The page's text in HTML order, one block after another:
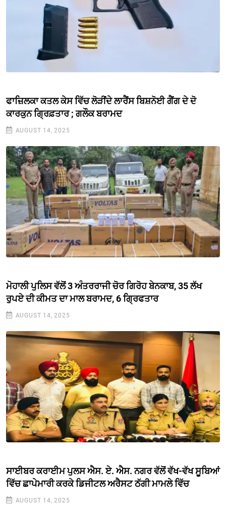
ਫਾਜ਼ਿਲਕਾ ਕਤਲ ਕੇਸ ਵਿੱਚ ਲੋੜੀਂਦੇ ਲਾਰੈਂਸ ਬਿਸ਼ਨੋਈ ਗੈਂਗ ਦੇ ਦੋ
ਕਾਰਕੁਨ ਗ੍ਰਿਫ਼ਤਾਰ ; ਗਲੌਕ ਬਰਾਮਦ
AUGUST 14, 2025
ਮੋਹਾਲੀ ਪੁਲਿਸ ਵੱਲੋਂ 3 ਅੰਤਰਰਾਜੀ ਚੋਰ ਗਿਰੋਹ ਬੇਨਕਾਬ, 35 ਲੱਖ
ਰੁਪਏ ਦੀ ਕੀਮਤ ਦਾ ਮਾਲ ਬਰਾਮਦ, 6 ਗ੍ਰਿਫਤਾਰ
AUGUST 14, 2025
ਸਾਈਬਰ ਕਰਾਈਮ ਪੁਲਸ ਐਸ. ਏ. ਐਸ. ਨਗਰ ਵੱਲੋਂ ਵੱਖ-ਵੱਖ ਸੂਬਿਆਂ
ਵਿੱਚ ਛਾਪੇਮਾਰੀ ਕਰਕੇ ਡਿਜੀਟਲ ਅਰੈਸਟ ਠੱਗੀ ਮਾਮਲੇ ਵਿੱਚ
AUGUST 14, 2025